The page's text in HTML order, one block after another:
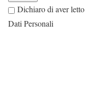
Dichiaro di aver
Dati Personali